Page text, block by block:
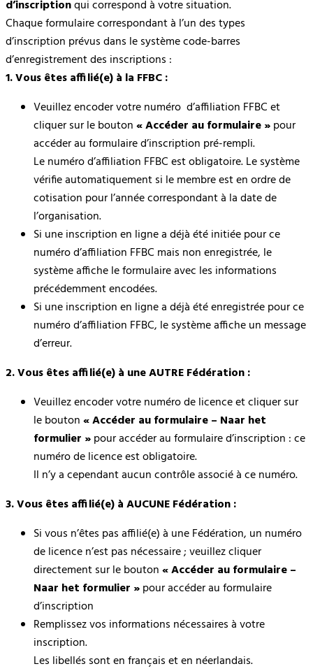
d’inscriptionqui correspond à votre situation.
Chaque formulaire correspondant à l’un des types
d’inscription prévus dans le système code-barres
d’enregistrement des inscriptions :
1. Vous êtes affilié(e) à la FFBC :
Veuillez encoder votre numéro d’affiliation FFBC et
cliquer sur le bouton« Accéder au formulaire »pour
accéder au formulaire d’inscription pré-rempli.
Le numéro d’affiliation FFBC est obligatoire. Le système
vérifie automatiquement si le membre est en ordre de
cotisation pour l’année correspondant à la date de
l’organisation.
Si une inscription en ligne a déjà été initiée pour ce
numéro d’affiliation FFBC mais non enregistrée, le
système affiche le formulaire avec les informations
précédemment encodées.
Si une inscription en ligne a déjà été enregistrée pour ce
numéro d’affiliation FFBC, le système affiche un message
d’erreur.
2. Vous êtes affilié(e) à une AUTRE Fédération :
Veuillez encoder votre numéro de licence et cliquer sur
le bouton« Accéder au formulaire – Naar het
formulier »pour accéder au formulaire d’inscription : ce
numéro de licence est obligatoire.
Il n’y a cependant aucun contrôle associé à ce numéro.
3. Vous êtes affilié(e) à AUCUNE Fédération :
Si vous n’êtes pas affilié(e) à une Fédération, un numéro
de licence n’est pas nécessaire ; veuillez cliquer
directement sur le bouton« Accéder au formulaire –
Naar het formulier »pour accéder au formulaire
d’inscription
Remplissez vos informations nécessaires à votre
inscription.
Les libellés sont en français et en néerlandais.